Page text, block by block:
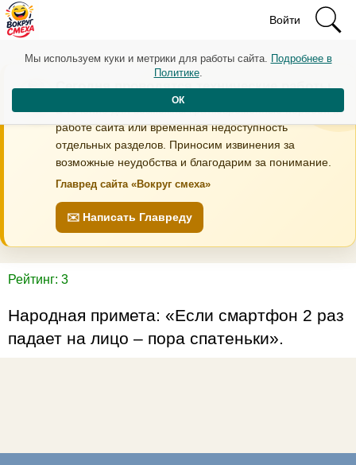
Войти
Сегодня проводятся технические работы
В течение дня возможны кратковременные перебои в
работе сайта или временная недоступность
отдельных разделов. Приносим извинения за
возможные неудобства и благодарим за понимание.
Главред сайта «Вокруг смеха»
✉️ Написать Главреду
Рейтинг: 3
Народная примета: «Если смартфон 2 раз
падает на лицо – пора спатеньки».
Мы используем куки и метрики для работы сайта. Подробнее в
Политике.
ОК